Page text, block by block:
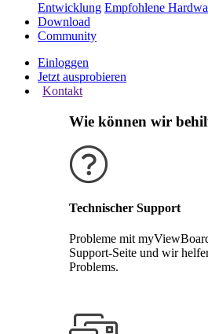
Entwicklung Empfohlene
Download
Community
Einloggen
Jetzt ausprobieren
Kontakt
Wie können wir
Technischer Support
Probleme mit
Support-Seite und wir
Problems.